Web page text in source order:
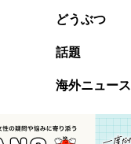
どうぶつ
話題
海外ニュース